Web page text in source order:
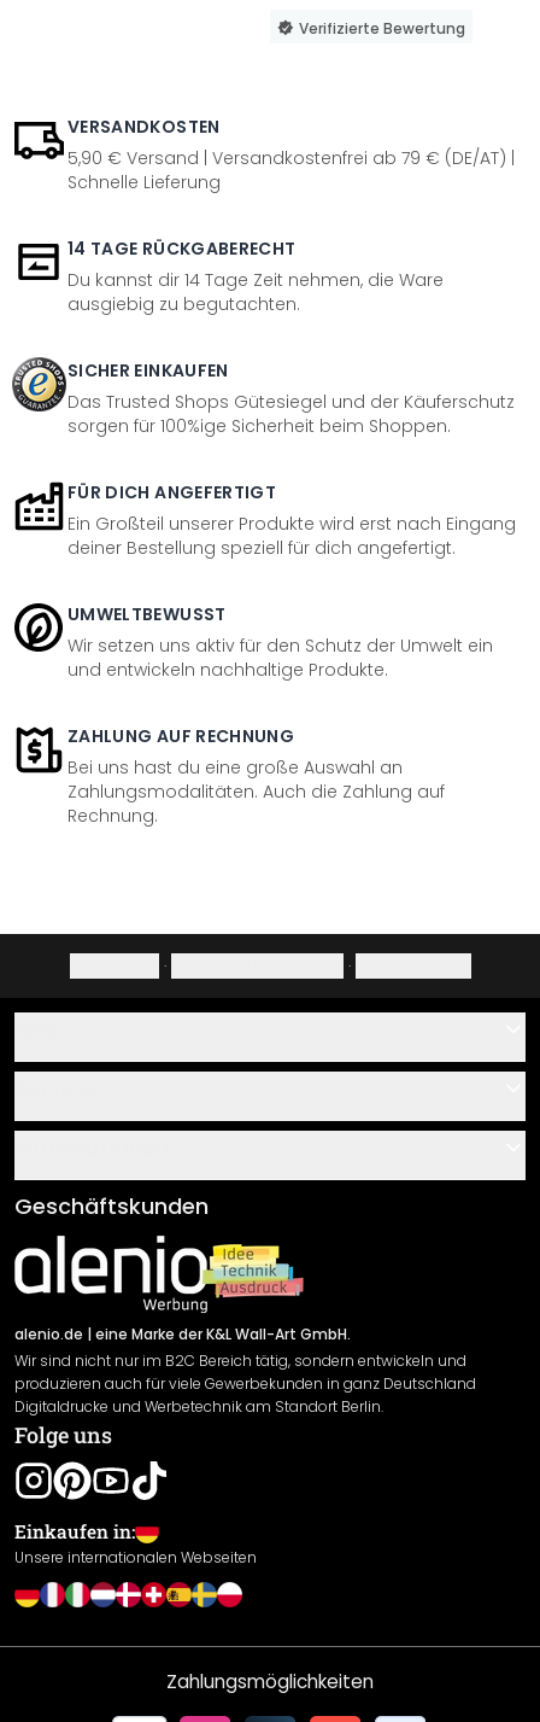
Verifizierte Bewertung
VERSANDKOSTEN
5,90 € Versand | Versandkostenfrei ab 79 € (DE/AT) |
Schnelle Lieferung
14 TAGE RÜCKGABERECHT
Du kannst dir 14 Tage Zeit nehmen, die Ware
ausgiebig zu begutachten.
SICHER EINKAUFEN
Das Trusted Shops Gütesiegel und der Käuferschutz
sorgen für 100%ige Sicherheit beim Shoppen.
FÜR DICH ANGEFERTIGT
Ein Großteil unserer Produkte wird erst nach Eingang
deiner Bestellung speziell für dich angefertigt.
UMWELTBEWUSST
Wir setzen uns aktiv für den Schutz der Umwelt ein
und entwickeln nachhaltige Produkte.
ZAHLUNG AUF RECHNUNG
Bei uns hast du eine große Auswahl an
Zahlungsmodalitäten. Auch die Zahlung auf
Rechnung.
· ·
Über uns
Klebe- und Montageanleitungen
Newsletter An-/Abmeldung
Sendungsverfolgung
AGB
Impressum
Versand & Zahlung
Rücksendung
Widerrufsrecht
Datenschutzerklärung
Gewährleistung
Leistungserklärung / CE-Zeichen
Cookie Einstellungen
Geschäftskunden
alenio.de | eine Marke der K&L Wall-Art GmbH.
Wir sind nicht nur im B2C Bereich tätig, sondern entwickeln und
produzieren auch für viele Gewerbekunden in ganz Deutschland
Digitaldrucke und Werbetechnik am Standort Berlin.
Folge uns
Einkaufen in:
Unsere internationalen Webseiten
Zahlungsmöglichkeiten